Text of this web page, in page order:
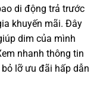
di động trả trước
khuyến mãi. Đây
dim của mình
nhanh thông tin
lỡ ưu đãi hấp dẫn